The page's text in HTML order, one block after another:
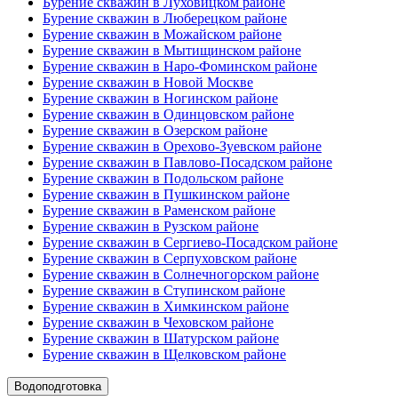
Бурение скважин в Люберецком районе
Бурение скважин в Можайском районе
Бурение скважин в Мытищинском районе
Бурение скважин в Наро-Фоминском районе
Бурение скважин в Новой Москве
Бурение скважин в Ногинском районе
Бурение скважин в Одинцовском районе
Бурение скважин в Озерском районе
Бурение скважин в Орехово-Зуевском районе
Бурение скважин в Павлово-Посадском районе
Бурение скважин в Подольском районе
Бурение скважин в Пушкинском районе
Бурение скважин в Раменском районе
Бурение скважин в Рузском районе
Бурение скважин в Сергиево-Посадском районе
Бурение скважин в Серпуховском районе
Бурение скважин в Солнечногорском районе
Бурение скважин в Ступинском районе
Бурение скважин в Химкинском районе
Бурение скважин в Чеховском районе
Бурение скважин в Шатурском районе
Бурение скважин в Щелковском районе
Водоподготовка